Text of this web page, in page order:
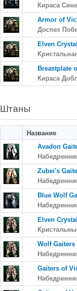
Кираса
Armor of
Доспех
Elven
Breastplate
Кираса
Штаны
Название
Avadon
Zubei's
Blue Wolf
Elven
Wolf Gaiters
Gaiters of